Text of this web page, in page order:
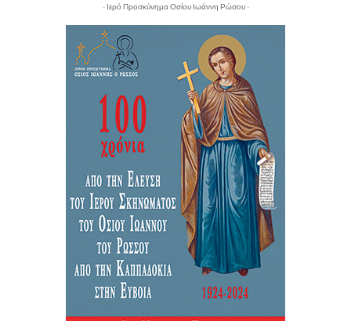
- Ιερό Προσκύνημα Οσίου Ιωάννη Ρώσου -